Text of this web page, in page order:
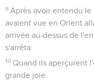
9 Après avoir entendu
avaient vue en Orient
arrivée au-dessus de
s'arrêta.
10 Quand ils aperçurent
grande joie.